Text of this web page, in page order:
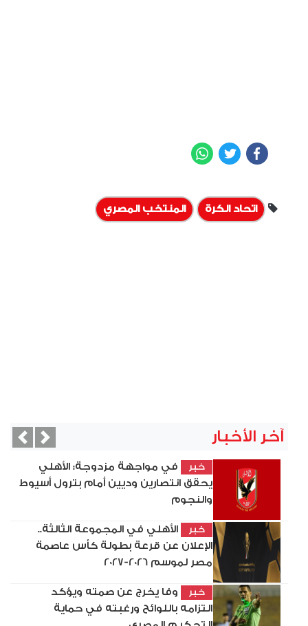
Facebook
Twitter
اتحاد الكرة المنتخب المصري
آخر الأخبار
خبر
في مواجهة مزدوجة: الأهلي
يحقق انتصارين وديين أمام بترول أسيوط
والنجوم
خبر
الأهلي في المجموعة الثالثة..
الإعلان عن قرعة بطولة كأس عاصمة
مصر لموسم 2026-2027
خبر
وفا يخرج عن صمته ويؤكد
التزامه باللوائح ورغبته في حماية
Next